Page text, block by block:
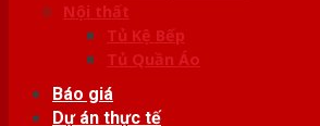
Nội thất
Tủ Kệ Bếp
Tủ Quần Áo
Báo giá
Dự án thực tế